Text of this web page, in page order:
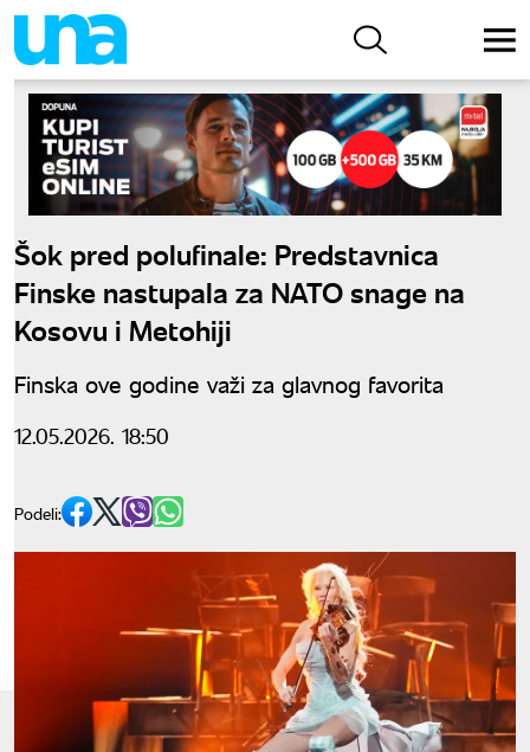
Šok pred polufinale: Predstavnica
Finske nastupala za NATO snage na
Kosovu i Metohiji
Finska ove godine važi za glavnog favorita
12.05.2026. 18:50
Podeli: